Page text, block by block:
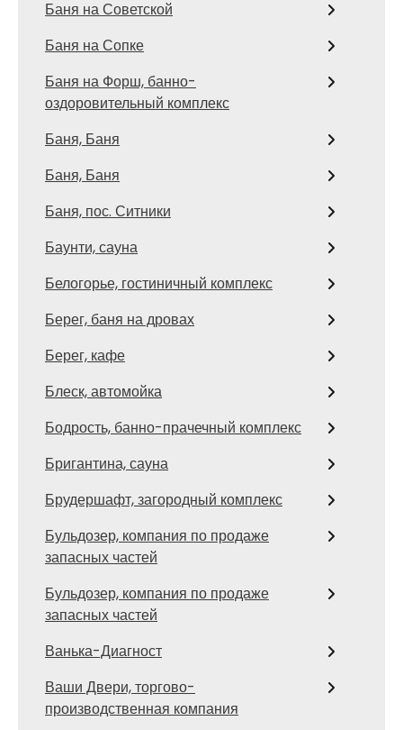
Баня на Советской
Баня на Сопке
Баня на Форш, банно-
оздоровительный комплекс
Баня, Баня
Баня, Баня
Баня, пос. Ситники
Баунти, сауна
Белогорье, гостиничный комплекс
Берег, баня на дровах
Берег, кафе
Блеск, автомойка
Бодрость, банно-прачечный комплекс
Бригантина, сауна
Брудершафт, загородный комплекс
Бульдозер, компания по продаже
запасных частей
Бульдозер, компания по продаже
запасных частей
Ванька-Диагност
Ваши Двери, торгово-
производственная компания